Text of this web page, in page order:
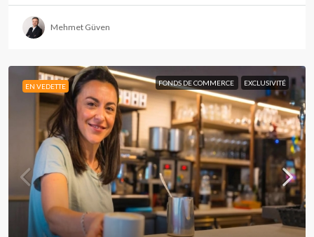
Mehmet Güven
EN VEDETTE FONDS DE COMMERCE EXCLUSIVITÉ